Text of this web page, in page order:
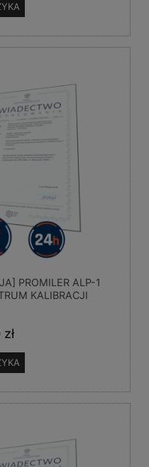
PROMILER ALP-1
KALIBRACJI